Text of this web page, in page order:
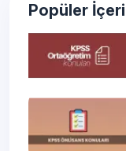
Popüler